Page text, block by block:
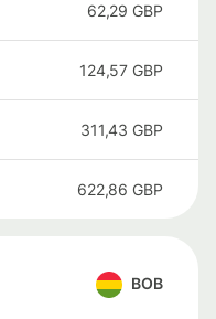
62,29 GBP
124,57 GBP
311,43 GBP
622,86 GBP
BOB